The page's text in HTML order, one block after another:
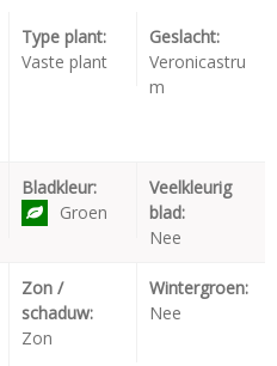
Type plant:
Vaste plant
Geslacht:
Veronicastru
m
Bladkleur:
Groen
Veelkleurig
blad:
Nee
Zon /
schaduw:
Zon
Wintergroen:
Nee